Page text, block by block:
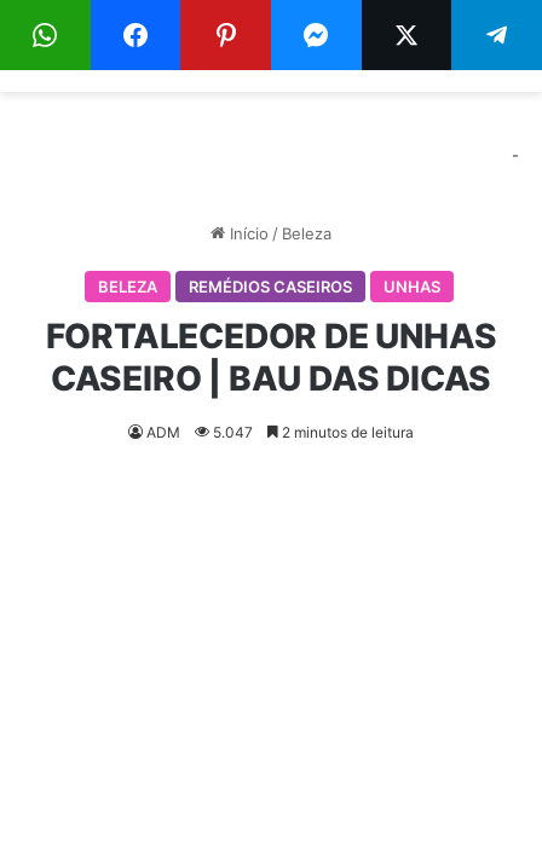
Menu
-
Início / Beleza
BELEZA REMÉDIOS CASEIROS UNHAS
FORTALECEDOR DE UNHAS
CASEIRO | BAU DAS DICAS
ADM 5.047 2 minutos de leitura